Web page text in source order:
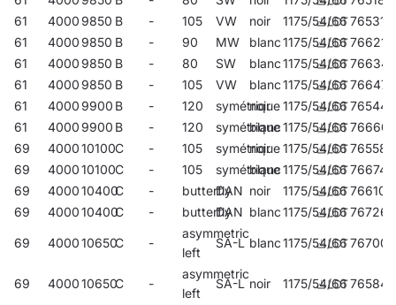
61
40009850 B - 105 VW noir 1175/54/66765315
61
40009850 B - 90 MW blanc1175/54/66766213
61
40009850 B - 80 SW blanc1175/54/66766343
61
40009850 B - 105 VW blanc1175/54/66766473
61
40009900 B - 120 symétrique
noir 1175/54/66765445
61
40009900 B - 120 symétrique
blanc1175/54/66766602
69
400010100C - 105 symétrique
noir 1175/54/66765582
69
400010100C - 105 symétrique
blanc1175/54/66766749
69
400010400C - butterfly
DAN noir 1175/54/66766107
69
400010400C - butterfly
DAN blanc1175/54/66767265
69 400010650C -
asymmetric
left
SA-L blanc1175/54/66767005
69 400010650C -
asymmetric
left
SA-L noir 1175/54/66765841